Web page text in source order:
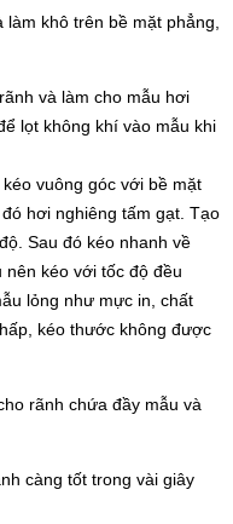
khô trên bề mặt phẳng,
và làm cho mẫu hơi
lọt không khí vào mẫu khi
vuông góc với bề mặt
hơi nghiêng tấm gạt. Tạo
Sau đó kéo nhanh về
kéo với tốc độ đều
lỏng như mực in, chất
kéo thước không được
rãnh chứa đầy mẫu và
càng tốt trong vài giây